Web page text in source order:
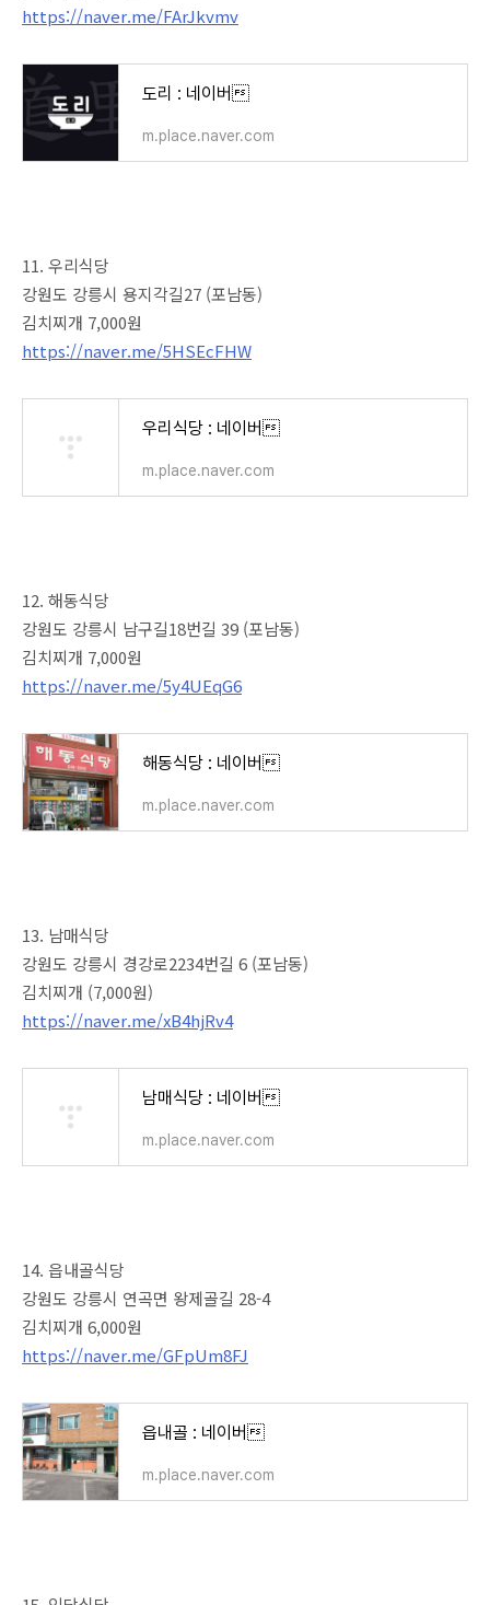
https://naver.me/FArJkvmv
도리 : 네이버
m.place.naver.com
11. 우리식당
강원도 강릉시 용지각길27 (포남동)
김치찌개 7,000원
https://naver.me/5HSEcFHW
우리식당 : 네이버
m.place.naver.com
12. 해동식당
강원도 강릉시 남구길18번길 39 (포남동)
김치찌개 7,000원
https://naver.me/5y4UEqG6
해동식당 : 네이버
m.place.naver.com
13. 남매식당
강원도 강릉시 경강로2234번길 6 (포남동)
김치찌개 (7,000원)
https://naver.me/xB4hjRv4
남매식당 : 네이버
m.place.naver.com
14. 읍내골식당
강원도 강릉시 연곡면 왕제골길 28-4
김치찌개 6,000원
https://naver.me/GFpUm8FJ
읍내골 : 네이버
m.place.naver.com